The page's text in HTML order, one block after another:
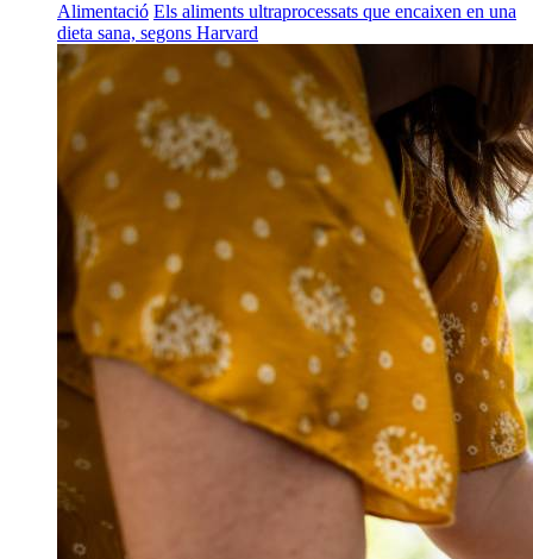
Alimentació Els aliments ultraprocessats que encaixen en una
dieta sana, segons Harvard